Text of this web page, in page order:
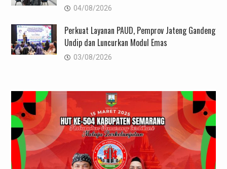
04/08/2026
Perkuat Layanan PAUD, Pemprov Jateng Gandeng
Undip dan Luncurkan Modul Emas
03/08/2026